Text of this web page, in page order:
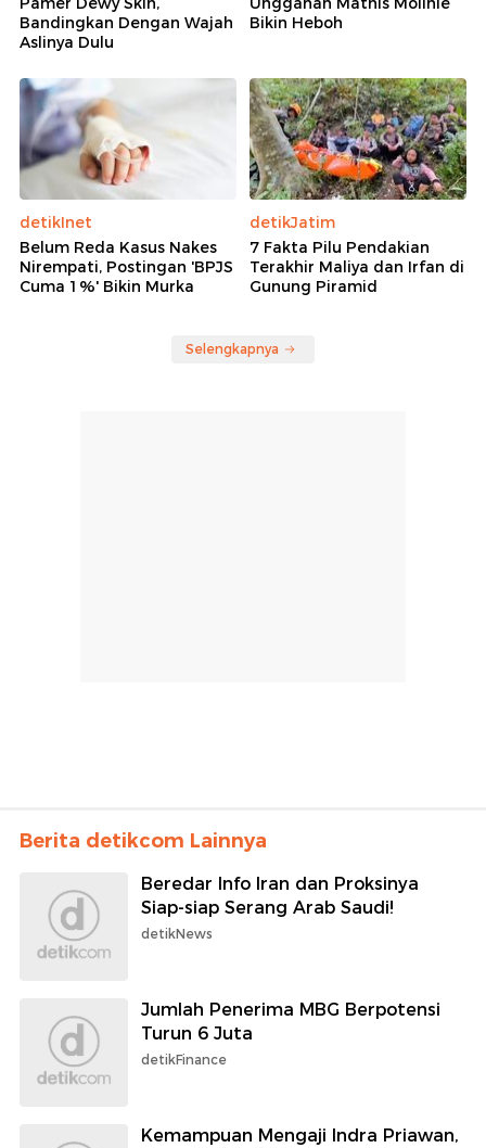
Bandingkan Dengan Wajah
Aslinya Dulu
Bikin Heboh
detikInet
Belum Reda Kasus Nakes
Nirempati, Postingan 'BPJS
Cuma 1%' Bikin Murka
detikJatim
7 Fakta Pilu Pendakian
Terakhir Maliya dan Irfan di
Gunung Piramid
Selengkapnya
Berita detikcom Lainnya
Beredar Info Iran dan Proksinya
Siap-siap Serang Arab Saudi!
detikNews
Jumlah Penerima MBG Berpotensi
Turun 6 Juta
detikFinance
Kemampuan Mengaji Indra Priawan,